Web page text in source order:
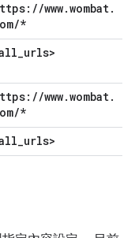
//www.wombat.
/*
_urls>
//www.wombat.
/*
_urls>